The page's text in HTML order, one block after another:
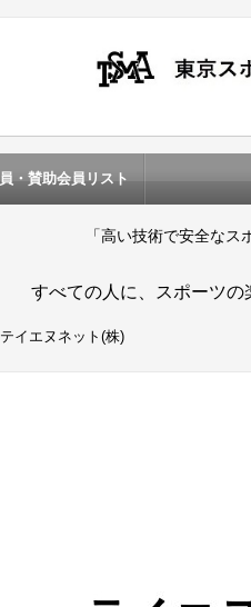
・賛助会員リスト
「高い技術で安全なス
すべての人に、スポーツの
テイエヌネット(株)